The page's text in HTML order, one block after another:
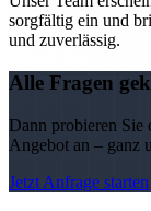
sorgfältig ein und
und zuverlässig.
Alle Fragen
Dann probieren Sie
Angebot an – ganz
Jetzt Anfrage starten